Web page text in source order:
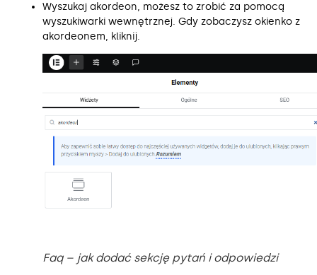
Wyszukaj akordeon, możesz to zrobić za pomocą
wyszukiwarki wewnętrznej. Gdy zobaczysz okienko z
akordeonem, kliknij.
Faq – jak dodać sekcję pytań i odpowiedzi